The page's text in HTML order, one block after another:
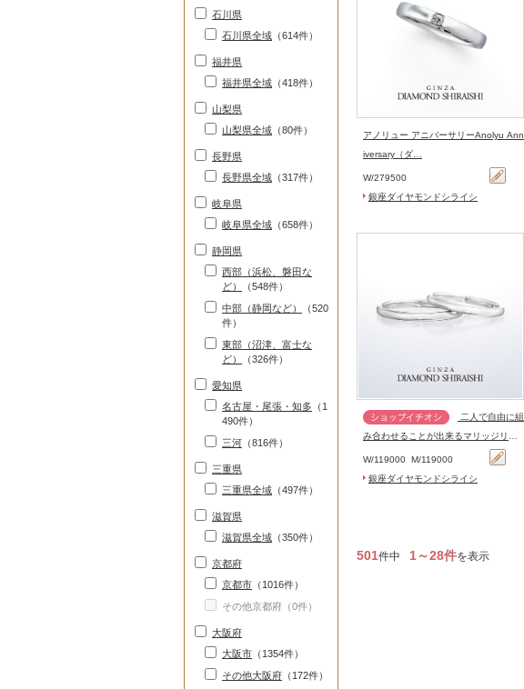
アノリュー アニバーサリーAnolyu Ann
iversary（ダ…
W/279500
銀座ダイヤモンドシライシ
み合わせることが出来るマリッジリン
グシリー…
W/119000 M/119000
銀座ダイヤモンドシライシ
501件中 1～28件を表示
石川県
石川県全域 （614件）
福井県
福井県全域 （418件）
山梨県
山梨県全域 （80件）
長野県
長野県全域 （317件）
岐阜県
岐阜県全域 （658件）
静岡県
西部（浜松、磐田な
ど）
（548件）
中部（静岡など）
（520
件）
東部（沼津、富士な
ど）
（326件）
愛知県
名古屋・尾張・知多 （1
490件）
三河 （816件）
三重県
三重県全域 （497件）
滋賀県
滋賀県全域 （350件）
京都府
京都市 （1016件）
その他京都府（0件）
大阪府
大阪市 （1354件）
その他大阪府 （172件）